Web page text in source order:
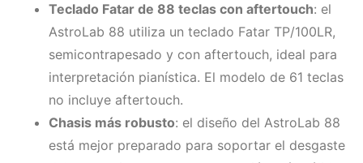
Teclado Fatar de 88 teclas con aftertouch: el
AstroLab 88 utiliza un teclado Fatar TP/100LR,
semicontrapesado y con aftertouch, ideal para
interpretación pianística. El modelo de 61 teclas
no incluye aftertouch.
Chasis más robusto: el diseño del AstroLab 88
está mejor preparado para soportar el desgaste